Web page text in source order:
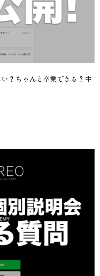
？ちゃんと卒業できる？中